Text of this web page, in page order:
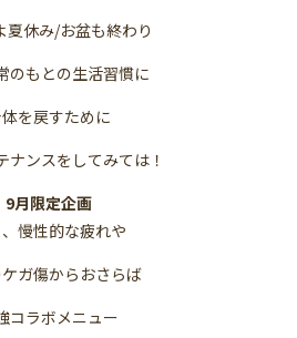
夏休み/お盆も終わり
のもとの生活習慣に
を戻すために
ナンスをしてみては！
9月限定企画
慢性的な疲れや
ガ傷からおさらば
コラボメニュー